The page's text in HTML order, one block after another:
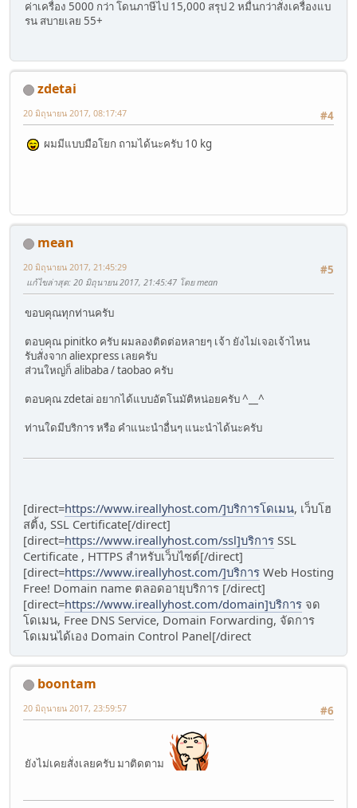
ค่าเครื่อง 5000 กว่า โดนภาษีไป 15,000 สรุป 2 หมื่นกว่าสั่งเครื่องแบ
รน สบายเลย 55+
zdetai
#4
20 มิถุนายน 2017, 08:17:47
ผมมีแบบมือโยก ถามได้นะครับ 10 kg
mean
#5
20 มิถุนายน 2017, 21:45:29
แก้ไขล่าสุด: 20 มิถุนายน 2017, 21:45:47 โดย mean
ขอบคุณทุกท่านครับ
ตอบคุณ pinitko ครับ ผมลองติดต่อหลายๆ เจ้า ยังไม่เจอเจ้าไหน
รับสั่งจาก aliexpress เลยครับ
ส่วนใหญ่ก็ alibaba / taobao ครับ
ตอบคุณ zdetai อยากได้แบบอัตโนมัติหน่อยครับ ^__^
ท่านใดมีบริการ หรือ คำแนะนำอื่นๆ แนะนำได้นะครับ
[direct=https://www.ireallyhost.com/]บริการโดเมน, เว็บโฮ
สติ้ง, SSL Certificate[/direct]
[direct=https://www.ireallyhost.com/ssl]บริการ SSL
Certificate , HTTPS สำหรับเว็บไซต์[/direct]
[direct=https://www.ireallyhost.com/]บริการ Web Hosting
Free! Domain name ตลอดอายุบริการ [/direct]
[direct=https://www.ireallyhost.com/domain]บริการ จด
โดเมน, Free DNS Service, Domain Forwarding, จัดการ
โดเมนได้เอง Domain Control Panel[/direct
boontam
#6
20 มิถุนายน 2017, 23:59:57
ยังไม่เคยสั่งเลยครับ มาติดตาม